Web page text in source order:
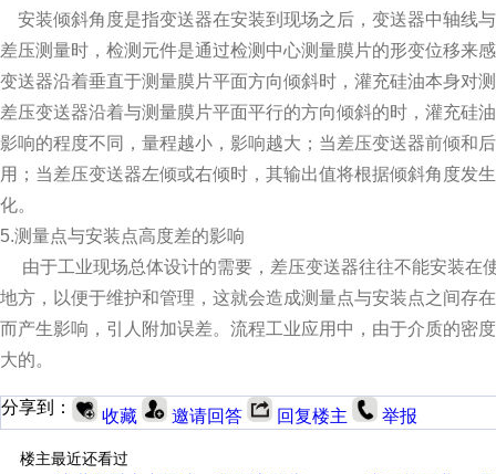
安装倾斜角度是指变送器在安装到现场之后，变送器中轴线
差压测量时，检测元件是通过检测中心测量膜片的形变位移来
变送器沿着垂直于测量膜片平面方向倾斜时，灌充硅油本身对
差压变送器沿着与测量膜片平面平行的方向倾斜的时，灌充硅
影响的程度不同，量程越小，影响越大；当差压变送器前倾和
用；当差压变送器左倾或右倾时，其输出值将根据倾斜角度发
化。
5.测量点与安装点高度差的影响
由于工业现场总体设计的需要，差压变送器往往不能安装在
地方，以便于维护和管理，这就会造成测量点与安装点之间存
而产生影响，引人附加误差。流程工业应用中，由于介质的密
大的。
分享到： 收藏 邀请回答 回复楼主 举报
楼主最近还看过